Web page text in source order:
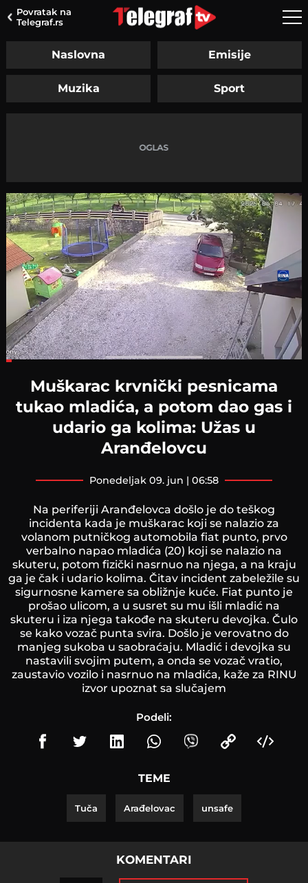
Povratak na
Telegraf.rs
Naslovna Emisije
Muzika Sport
Muškarac krvnički pesnicama
tukao mladića, a potom dao gas i
udario ga kolima: Užas u
Aranđelovcu
ponedeljak 09. jun | 06:58
Na periferiji Aranđelovca došlo je do teškog
incidenta kada je muškarac koji se nalazio za
volanom putničkog automobila fiat punto, prvo
verbalno napao mladića (20) koji se nalazio na
skuteru, potom fizički nasrnuo na njega, a na kraju
ga je čak i udario kolima. Čitav incident zabeležile su
sigurnosne kamere sa obližnje kuće. Fiat punto je
prošao ulicom, a u susret su mu išli mladić na
skuteru i iza njega takođe na skuteru devojka. Čulo
se kako vozač punta svira. Došlo je verovatno do
manjeg sukoba u saobraćaju. Mladić i devojka su
nastavili svojim putem, a onda se vozač vratio,
zaustavio vozilo i nasrnuo na mladića, kaže za RINU
izvor upoznat sa slučajem
Podeli:
TEME
Tuča Arađelovac unsafe
KOMENTARI